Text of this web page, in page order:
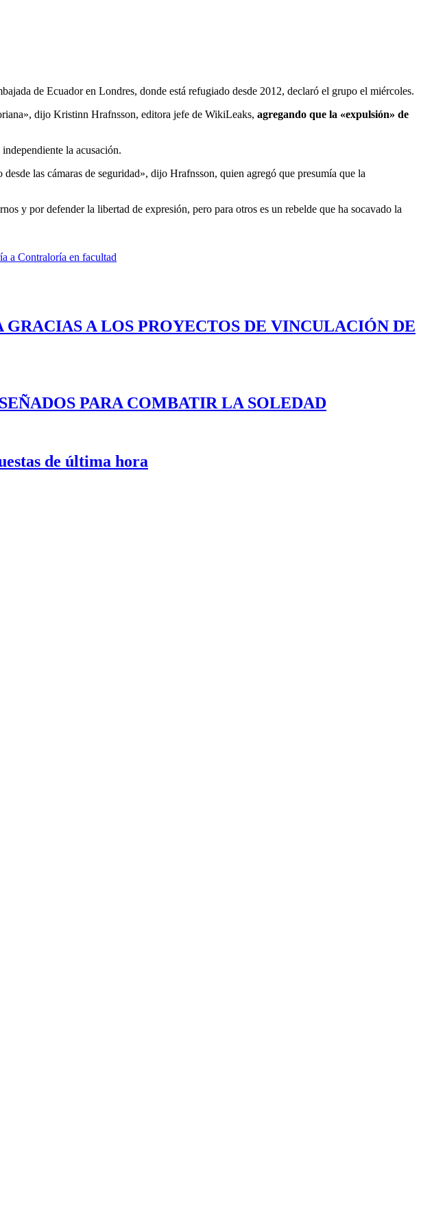
de Ecuador en Londres, donde está refugiado desde 2012, declaró el grupo el miércoles.
dijo Kristinn Hrafnsson, editora jefe de WikiLeaks, agregando que la «expulsión» de
la acusación.
las cámaras de seguridad», dijo Hrafnsson, quien agregó que presumía que la
y por defender la libertad de expresión, pero para otros es un rebelde que ha socavado la
a Contraloría en facultad
A LOS PROYECTOS DE VINCULACIÓN DE
PARA COMBATIR LA SOLEDAD
de última hora